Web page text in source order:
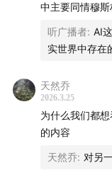
中主要同情穆
听广播者: AI
实世界中存在
天然乔
2026.3.25
为什么我们都
的内容
天然乔: 对另